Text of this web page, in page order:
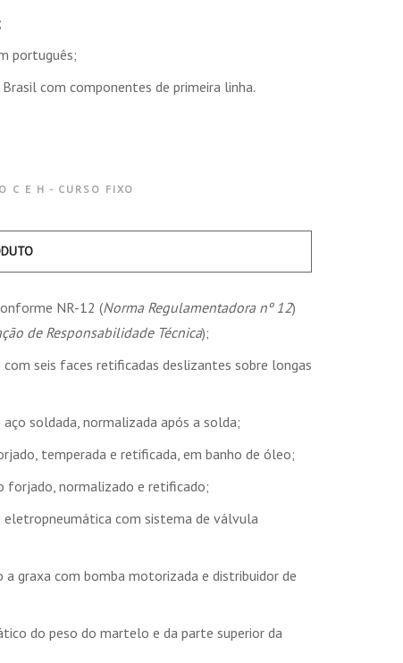
português;
com componentes de primeira linha.
C E H - CURSO FIXO
NR-12 (Norma Regulamentadora nº 12)
de Responsabilidade Técnica);
seis faces retificadas deslizantes sobre longas
soldada, normalizada após a solda;
temperada e retificada, em banho de óleo;
forjado, normalizado e retificado;
eletropneumática com sistema de válvula
a graxa com bomba motorizada e distribuidor de
do peso do martelo e da parte superior da